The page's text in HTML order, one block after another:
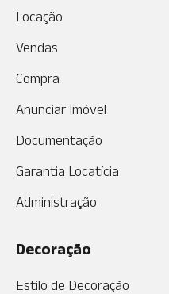
Locação
Vendas
Compra
Anunciar Imóvel
Documentação
Garantia Locatícia
Administração
Decoração
Estilo de Decoração